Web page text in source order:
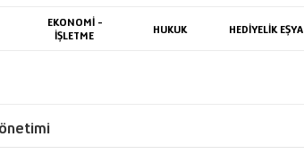
EKONOMİ -
İŞLETME
HUKUK HEDİYELİK EŞYA